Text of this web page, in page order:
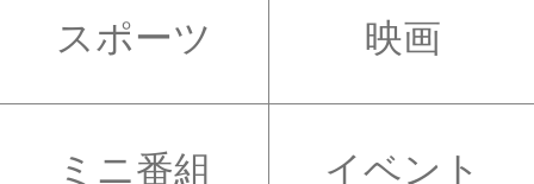
スポーツ 映画
ミニ番組 イベント